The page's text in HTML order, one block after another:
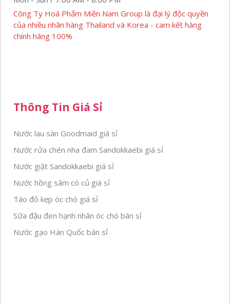
Công Ty Hoá Phẩm Miền Nam Group là đại lý độc quyền
của nhiều nhãn hàng Thailand và Korea - cam kết hàng
chính hãng 100%
Thông Tin Giá Sỉ
Nước lau sàn Goodmaid giá sỉ
Nước rửa chén nha đam Sandokkaebi giá sỉ
Nước giặt Sandokkaebi giá sỉ
Nước hồng sâm có củ giá sỉ
Táo đỏ kẹp óc chó giá sỉ
Sữa đậu đen hạnh nhân óc chó bán sỉ
Nước gạo Hàn Quốc bán sỉ